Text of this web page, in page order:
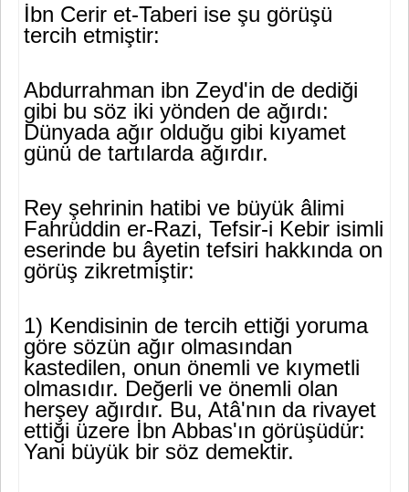
İbn Cerir et-Taberi ise şu görüşü
tercih etmiştir:
Abdurrahman ibn Zeyd'in de dediği
gibi bu söz iki yönden de ağır­dı:
Dünyada ağır olduğu gibi kıyamet
günü de tartılarda ağırdır.
Rey şehrinin hatibi ve büyük âlimi
Fahrüddin er-Razi, Tefsir-i Ke­bir isimli
eserinde bu âyetin tefsiri hakkında on
görüş zikretmiştir:
1) Kendisinin de tercih ettiği yoruma
göre sözün ağır olmasından
kastedilen, onun önemli ve kıymetli
olmasıdır. Değerli ve önemli olan
herşey ağırdır. Bu, Atâ'nın da rivayet
ettiği üzere İbn Abbas'ın görüşü­dür:
Yani büyük bir söz demektir.